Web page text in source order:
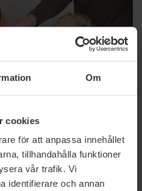
Om
cookies
för att anpassa innehållet
tillhandahålla funktioner
vår trafik. Vi
identifierare och annan
meningsfullt
ska dra nytta av ett
vara både engagerande